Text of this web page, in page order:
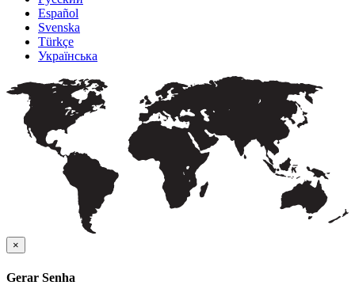
Español
Svenska
Türkçe
Українська
×
Gerar Senha